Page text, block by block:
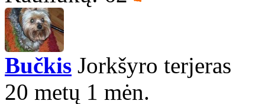
Bučkis Jorkšyro terjeras
20 metų 1 mėn.